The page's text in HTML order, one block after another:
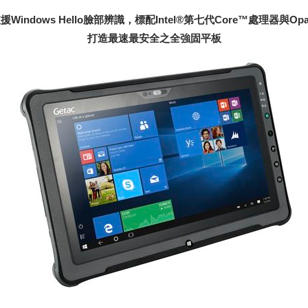
Windows Hello臉部辨識，標配Intel®第七代Core™處理器與
打造最速最安全之全強固平板